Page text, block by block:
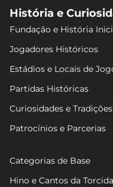
História e
Fundação e História
Jogadores Históricos
Estádios e Locais de
Partidas Históricas
Curiosidades e Tradições
Patrocínios e Parcerias
Categorias de Base
Hino e Cantos da Torcida